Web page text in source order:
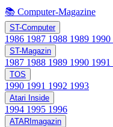
📚 Computer-Magazine
ST-Computer
1986 1987 1988 1989 1990
ST-Magazin
1987 1988 1989 1990 1991
TOS
1990 1991 1992 1993
Atari Inside
1994 1995 1996
ATARImagazin